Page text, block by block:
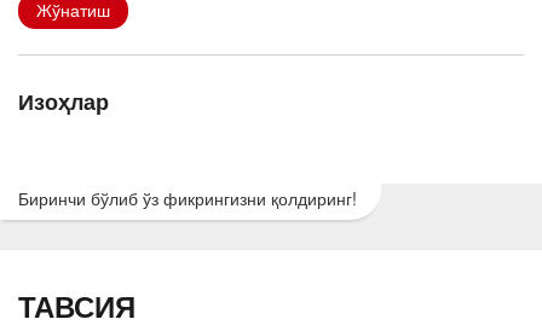
Жўнатиш
Изоҳлар
Биринчи бўлиб ўз фикрингизни қолдиринг!
ТАВСИЯ